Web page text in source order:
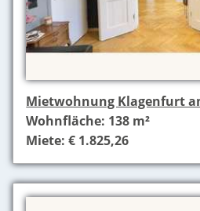
Mietwohnung Klagenfurt
Wohnfläche: 138 m²
Miete: € 1.825,26